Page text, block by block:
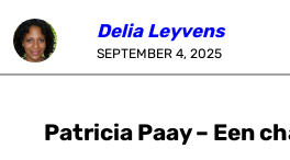
Delia Leyvens
SEPTEMBER 4, 2025
Patricia Paay – Een